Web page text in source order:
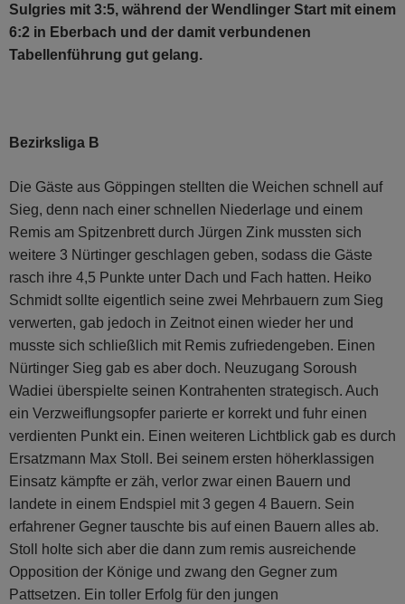
Sulgries mit 3:5, während der Wendlinger Start mit einem
6:2 in Eberbach und der damit verbundenen
Tabellenführung gut gelang.
Bezirksliga B
Die Gäste aus Göppingen stellten die Weichen schnell auf
Sieg, denn nach einer schnellen Niederlage und einem
Remis am Spitzenbrett durch Jürgen Zink mussten sich
weitere 3 Nürtinger geschlagen geben, sodass die Gäste
rasch ihre 4,5 Punkte unter Dach und Fach hatten. Heiko
Schmidt sollte eigentlich seine zwei Mehrbauern zum Sieg
verwerten, gab jedoch in Zeitnot einen wieder her und
musste sich schließlich mit Remis zufriedengeben. Einen
Nürtinger Sieg gab es aber doch. Neuzugang Soroush
Wadiei überspielte seinen Kontrahenten strategisch. Auch
ein Verzweiflungsopfer parierte er korrekt und fuhr einen
verdienten Punkt ein. Einen weiteren Lichtblick gab es durch
Ersatzmann Max Stoll. Bei seinem ersten höherklassigen
Einsatz kämpfte er zäh, verlor zwar einen Bauern und
landete in einem Endspiel mit 3 gegen 4 Bauern. Sein
erfahrener Gegner tauschte bis auf einen Bauern alles ab.
Stoll holte sich aber die dann zum remis ausreichende
Opposition der Könige und zwang den Gegner zum
Pattsetzen. Ein toller Erfolg für den jungen